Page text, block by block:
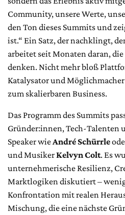
Community, unsere Werte,
den Ton dieses Summits und
ist.“ Ein Satz, der nachklingt,
arbeitet seit Monaten daran,
denken. Nicht mehr bloß
Katalysator und
zum skalierbaren Business.
Das Programm des Summits
Gründer:innen, Tech-Talenten
Speaker wie André Schürrle
und MusikerKelvyn Colt. Es
unternehmerische Resilienz,
Marktlogiken diskutiert –
Konfrontation mit realen
Mischung, die eine nächste